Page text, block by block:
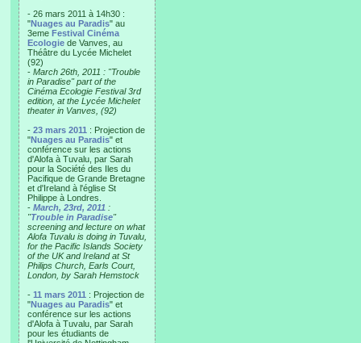
- 26 mars 2011 à 14h30 :
"Nuages au Paradis" au
3eme Festival Cinéma
Ecologie de Vanves, au
Théâtre du Lycée Michelet
(92)
- March 26th, 2011 : "Trouble
in Paradise" part of the
Cinéma Ecologie Festival 3rd
edition, at the Lycée Michelet
theater in Vanves, (92)
- 23 mars 2011 : Projection de
"Nuages au Paradis" et
conférence sur les actions
d'Alofa à Tuvalu, par Sarah
pour la Société des Iles du
Pacifique de Grande Bretagne
et d'Ireland à l'église St
Philippe à Londres.
- March, 23rd, 2011 :
"Trouble in Paradise"
screening and lecture on what
Alofa Tuvalu is doing in Tuvalu,
for the Pacific Islands Society
of the UK and Ireland at St
Philips Church, Earls Court,
London, by Sarah Hemstock
- 11 mars 2011 : Projection de
"Nuages au Paradis" et
conférence sur les actions
d'Alofa à Tuvalu, par Sarah
pour les étudiants de